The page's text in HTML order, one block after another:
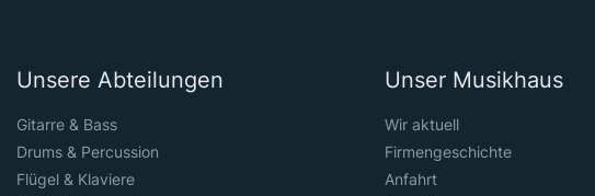
Unsere Abteilungen
Gitarre & Bass
Drums & Percussion
Flügel & Klaviere
Unser Musikhaus
Wir aktuell
Firmengeschichte
Anfahrt